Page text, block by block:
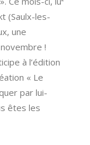
(Saulx-les-
une
!
à l’édition
« Le
par lui-
êtes les